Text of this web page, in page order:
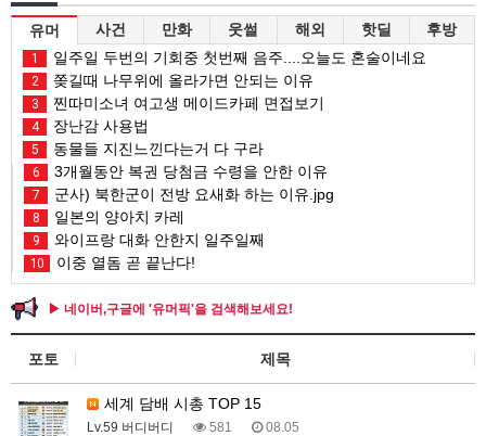
유머 사건 만화 웃썰 해외 핫딜 후방
1 일주일 두번의 기회중 첫번째 음주....오늘도 혼술이네요
2 쫒길때 나무위에 올라가면 안되는 이유
3 찐따미소녀 여고생 메이드카페 면접보기
4 장난감 사용법
5 동물들 지진느낀다는거 다 구라
6 3개월동안 복권 당첨금 수령을 안한 이유
7 군사) 북한군이 전방 요새화 하는 이유.jpg
8 일본의 양아치 카레
9 와이프랑 대화 안한지 일주일째
10 이중 열돔 곧 끝난다!
▶ 네이버,구글에 '유머픽'을 검색해보세요!
포토 제목
세계 담배 시총 TOP 15
Lv.59 버디버디 581 08.05